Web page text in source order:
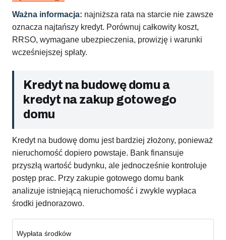
Ważna informacja: najniższa rata na starcie nie zawsze
oznacza najtańszy kredyt. Porównuj całkowity koszt,
RRSO, wymagane ubezpieczenia, prowizję i warunki
wcześniejszej spłaty.
Kredyt na budowę domu a
kredyt na zakup gotowego
domu
Kredyt na budowę domu jest bardziej złożony, ponieważ
nieruchomość dopiero powstaje. Bank finansuje
przyszłą wartość budynku, ale jednocześnie kontroluje
postęp prac. Przy zakupie gotowego domu bank
analizuje istniejącą nieruchomość i zwykle wypłaca
środki jednorazowo.
Wypłata środków